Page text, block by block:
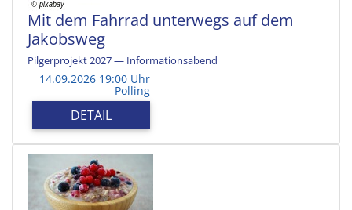
Mit dem Fahrrad unterwegs auf dem
Jakobsweg
Pilgerprojekt 2027 — Informationsabend
14.09.2026 19:00 Uhr
Polling
DETAIL